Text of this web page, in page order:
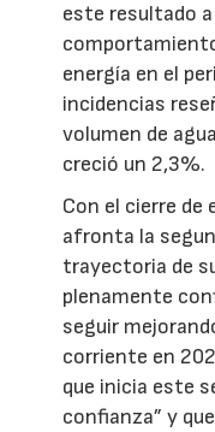
este resultado
energía en el
incidencias
volumen de
creció un 2,3%.
Con el cierre de
afronta la
trayectoria de
plenamente
seguir
corriente en
que inicia este
confianza” y